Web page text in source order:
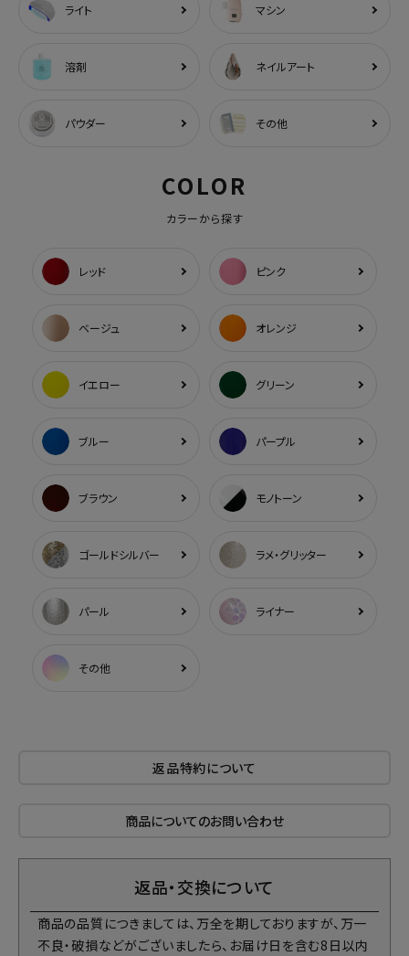
ライト マシン
溶剤 ネイルアート
パウダー その他
COLOR
カラーから探す
レッド ピンク
ベージュ オレンジ
イエロー グリーン
ブルー パープル
ブラウン モノトーン
ゴールドシルバー ラメ・グリッター
パール ライナー
その他
返品特約について
商品についてのお問い合わせ
返品・交換について
商品の品質につきましては、万全を期しておりますが、万一
不良・破損などがございましたら、お届け日を含む8日以内